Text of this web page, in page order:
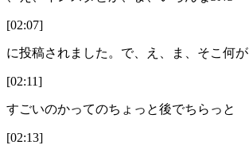
[02:07]
に投稿されました。で、え、ま、そこ何が
[02:11]
すごいのかってのちょっと後でちらっと
[02:13]